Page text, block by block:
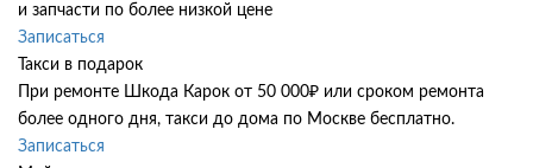
и запчасти по более низкой цене
Записаться
Такси в подарок
При ремонте Шкода Карок от 50 000₽ или сроком ремонта
более одного дня, такси до дома по Москве бесплатно.
Записаться